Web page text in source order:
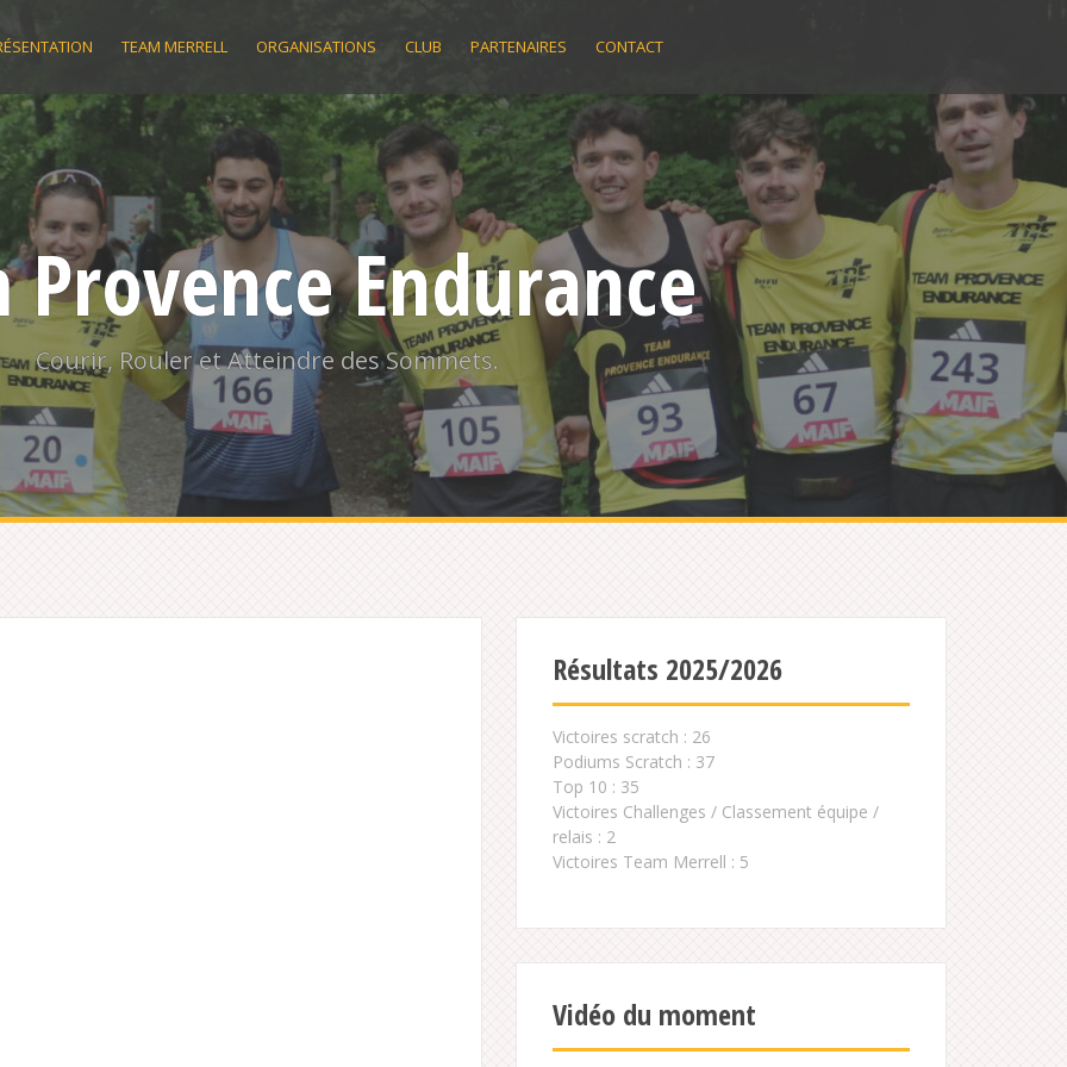
TEAM MERRELL ORGANISATIONS CLUB PARTENAIRES CONTACT
Provence Endurance
Courir, Rouler et Atteindre des Sommets.
Résultats 2025/2026
Victoires scratch : 26
Podiums Scratch : 37
Top 10 : 35
Victoires Challenges / Classement équipe /
relais : 2
Victoires Team Merrell : 5
Vidéo du moment